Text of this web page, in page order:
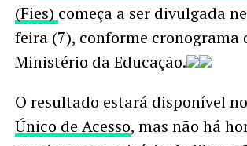
(Fies) começa a ser divulgada
feira (7), conforme cronograma
Ministério da Educação.
O resultado estará disponível no
Único de Acesso, mas não há